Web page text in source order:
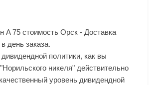
A 75 стоимость Орск - Доставка
день заказа.
политики, как вы
никеля" действительно
уровень дивидендной